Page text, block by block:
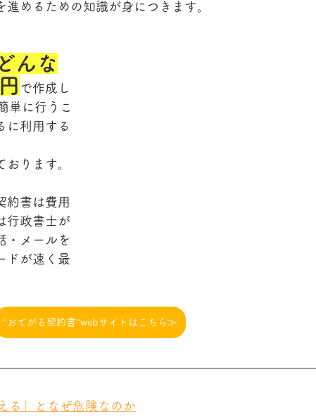
めるための知識が身につきます。
どんな
で作成し
単に行うこ
に利用する
ります。
約書は費用
行政書士が
・メールを
ドが速く最
‘‘おてがる契約書‘‘webサイトはこちら≫
る」となぜ危険なのか